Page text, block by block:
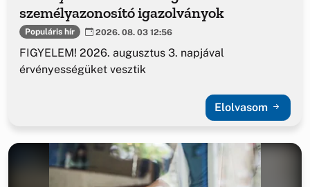
személyazonosító igazolványok
Populáris hír 2026. 08. 03 12:56
FIGYELEM! 2026. augusztus 3. napjával
érvényességüket vesztik
Elolvasom